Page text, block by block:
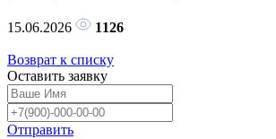
15.06.2026 1126
Возврат к списку
Оставить заявку
Отправить